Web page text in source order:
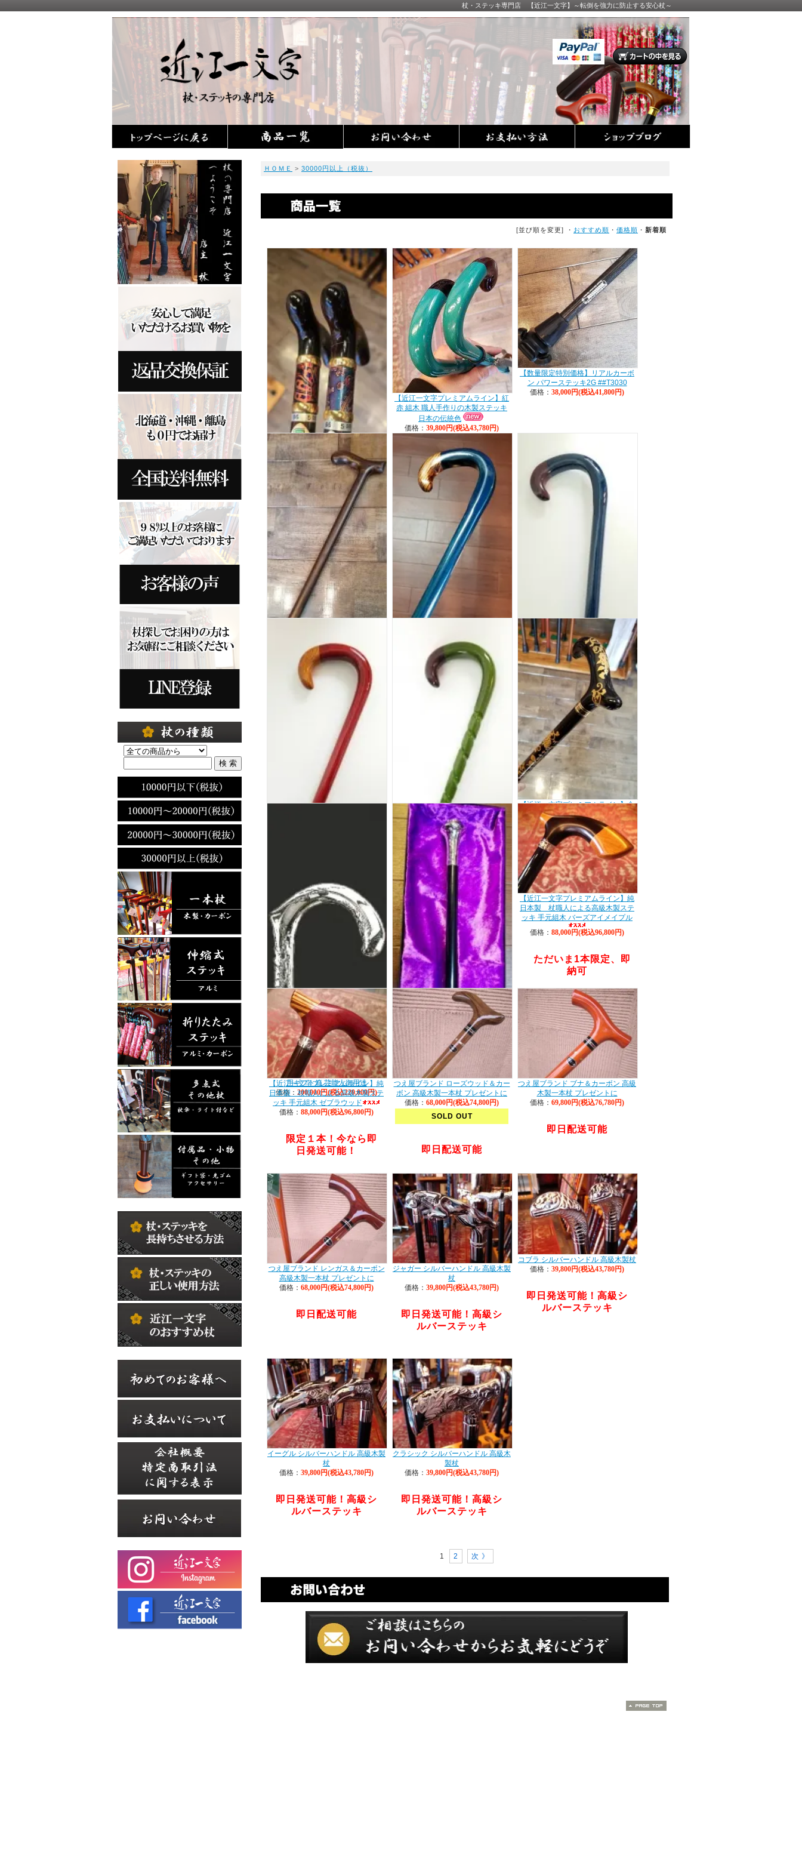
杖・ステッキ専門店 【近江一文字】～転倒を強力に防止する安心杖～
ＨＯＭＥ > 30000円以上（税抜）
[並び順を変更] ・ おすすめ順 ・ 価格順 ・ 新着順
【プレミア】総黒檀木製杖 高級ス
テッキ 桐箱入り 夫婦杖
価格：198,000円(税込217,800円)
【近江一文字プレミアムライン】紅
赤 組木 職人手作りの木製ステッキ
日本の伝統色
価格： 39,800円(税込43,780円)
自慢のプレミアムライ
ン！今なら即日発送可
【数量限定特別価格】リアルカーボ
ン パワーステッキ2G ##T3030
価格： 38,000円(税込41,800円)
【総黒檀】 銘木杖 高級縞黒檀
ステッキ 重量級 体格の良い男性にお
48,000円(税込52,800円)
限定一本限り
璃青 六角組木 職人手作りの木製ステ
ッキ 日本の伝統色
価格：39,800円(税込43,780円)
SOLD OUT
自慢のプレミアムライ
ン！今なら即日発送可
【近江一文字プレミアムライン】瑠
璃青 六角組木 職人手作りの木製ステ
ッキ 日本の伝統色
価格： 39,800円(税込43,780円)
SOLD OUT
廃番終了
ライン】紅赤 組木 職人手作りの木製
ステッキ 日本の伝統色
価格：39,800円(税込43,780円)
自慢のプレミアムライ
ン！今なら即日発送可
【近江一文字プレミアムライン】若
草らせん彫 組木 職人手作りの木製ス
テッキ 日本の伝統色
価格：
39,800円(税込43,780円)
自慢のプレミアムライ
ン！
【近江一文字プレミアムライン】金
沢蒔絵 職人手作りの木製ステッキ
価格： 98,000円(税込107,800円)
自慢のプレミアムライ
ン！今なら即日発送可
能！
黒檀×シルバー925 木製ステッキ 専
用ギフト箱 芸能人御用達
価格： 200,000円(税込220,000円)
黒檀×シルバー925（スターリングシ
ルバー） 木製ステッキ 専用ギフト箱
芸能人御用達
200,000円(税込220,000円)
【近江一文字プレミアムライン】純
日本製 杖職人による高級木製ステ
ッキ 手元組木 バーズアイメイプル
価格： 88,000円(税込96,800円)
ただいま1本限定、即
納可
【近江一文字プレミアムライン】純
日本製 杖職人による高級木製ステ
ッキ 手元組木 ゼブラウッド
価格： 88,000円(税込96,800円)
限定１本！今なら即
日発送可能！
つえ屋ブランド ローズウッド＆カー
ボン 高級木製一本杖 プレゼントに
価格： 68,000円(税込74,800円)
SOLD OUT
即日配送可能
つえ屋ブランド ブナ＆カーボン 高級
木製一本杖 プレゼントに
価格： 69,800円(税込76,780円)
即日配送可能
つえ屋ブランド レンガス＆カーボン
高級木製一本杖 プレゼントに
価格： 68,000円(税込74,800円)
即日配送可能
ジャガー シルバーハンドル 高級木製
杖
価格： 39,800円(税込43,780円)
即日発送可能！高級シ
ルバーステッキ
コブラ シルバーハンドル 高級木製杖
価格： 39,800円(税込43,780円)
即日発送可能！高級シ
ルバーステッキ
イーグル シルバーハンドル 高級木製
杖
価格： 39,800円(税込43,780円)
即日発送可能！高級シ
ルバーステッキ
クラシック シルバーハンドル 高級木
製杖
価格： 39,800円(税込43,780円)
即日発送可能！高級シ
ルバーステッキ
1 2 次 》